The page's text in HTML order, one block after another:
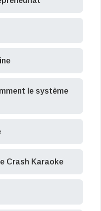
le système
Crash Karaoke